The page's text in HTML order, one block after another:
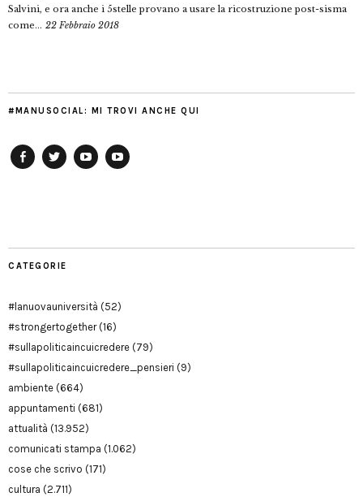
Salvini, e ora anche i 5stelle provano a usare la ricostruzione post-sisma
come... 22 Febbraio 2018
#MANUSOCIAL: MI TROVI ANCHE QUI
CATEGORIE
#lanuovauniversità (52)
#strongertogether(16)
#sullapoliticaincuicredere (79)
#sullapoliticaincuicredere_pensieri (9)
ambiente (664)
appuntamenti (681)
attualità (13.952)
comunicati stampa (1.062)
cose che scrivo (171)
cultura (2.711)